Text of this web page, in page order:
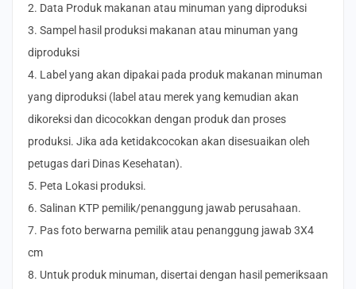
2. Data Produk makanan atau minuman yang diproduksi
3. Sampel hasil produksi makanan atau minuman yang
diproduksi
4. Label yang akan dipakai pada produk makanan minuman
yang diproduksi (label atau merek yang kemudian akan
dikoreksi dan dicocokkan dengan produk dan proses
produksi. Jika ada ketidakcocokan akan disesuaikan oleh
petugas dari Dinas Kesehatan).
5. Peta Lokasi produksi.
6. Salinan KTP pemilik/penanggung jawab perusahaan.
7. Pas foto berwarna pemilik atau penanggung jawab 3X4
cm
8. Untuk produk minuman, disertai dengan hasil pemeriksaan